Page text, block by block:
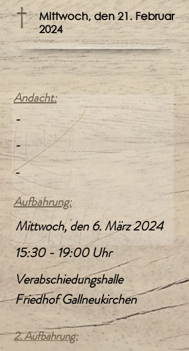
Mittwoch, den 21. Februar
2024
†
Andacht:
-
-
-
Aufbahrung:
Mittwoch, den 6. März 2024
15:30 - 19:00 Uhr
Verabschiedungshalle
Friedhof Gallneukirchen
2. Aufbahrung: